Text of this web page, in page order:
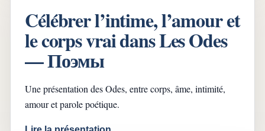
Célébrer l’intime, l’amour et
le corps vrai dans Les Odes
— Поэмы
Une présentation des Odes, entre corps, âme, intimité,
amour et parole poétique.